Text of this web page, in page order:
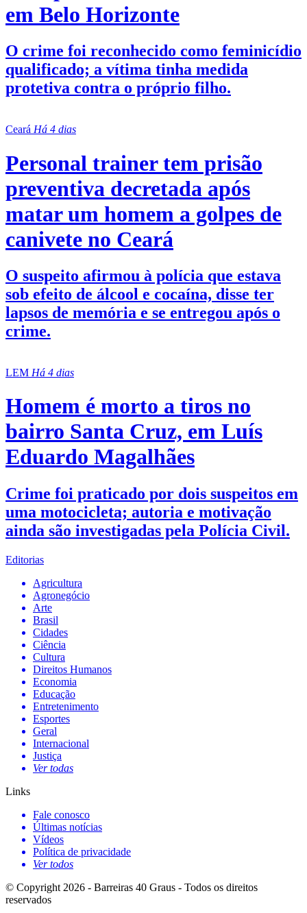
em Belo Horizonte
O crime foi reconhecido como feminicídio
qualificado; a vítima tinha medida
protetiva contra o próprio filho.
Ceará Há 4 dias
Personal trainer tem prisão
preventiva decretada após
matar um homem a golpes de
canivete no Ceará
O suspeito afirmou à polícia que estava
sob efeito de álcool e cocaína, disse ter
lapsos de memória e se entregou após o
crime.
LEM Há 4 dias
Homem é morto a tiros no
bairro Santa Cruz, em Luís
Eduardo Magalhães
Crime foi praticado por dois suspeitos em
uma motocicleta; autoria e motivação
ainda são investigadas pela Polícia Civil.
Editorias
Agricultura
Agronegócio
Arte
Brasil
Cidades
Ciência
Cultura
Direitos Humanos
Economia
Educação
Entretenimento
Esportes
Geral
Internacional
Justiça
Ver todas
Links
Fale conosco
Últimas notícias
Vídeos
Política de privacidade
Ver todos
© Copyright 2026 - Barreiras 40 Graus - Todos os direitos
reservados